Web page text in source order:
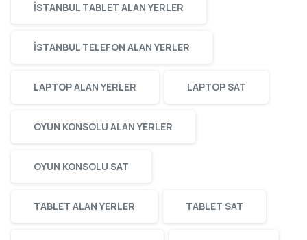
ISTANBUL TABLET ALAN YERLER
ISTANBUL TELEFON ALAN YERLER
LAPTOP ALAN YERLER LAPTOP SAT
OYUN KONSOLU ALAN YERLER
OYUN KONSOLU SAT
TABLET ALAN YERLER TABLET SAT